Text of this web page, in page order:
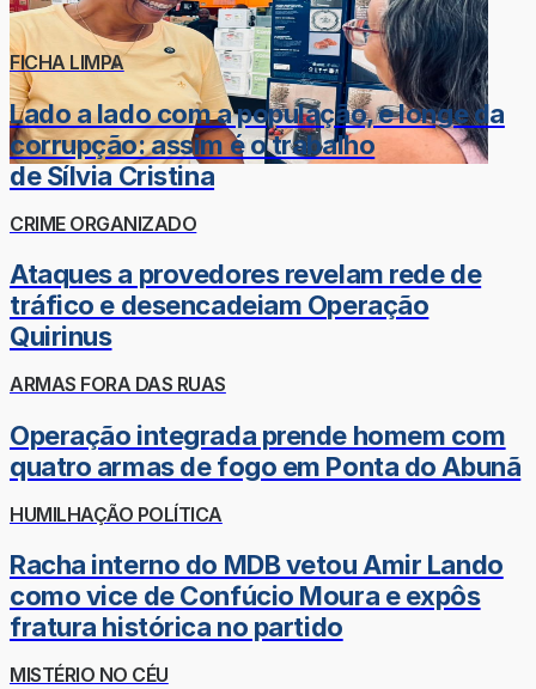
FICHA LIMPA
Lado a lado com a população, e longe da
corrupção: assim é o trabalho
de Sílvia Cristina
CRIME ORGANIZADO
Ataques a provedores revelam rede de
tráfico e desencadeiam Operação
Quirinus
ARMAS FORA DAS RUAS
Operação integrada prende homem com
quatro armas de fogo em Ponta do Abunã
HUMILHAÇÃO POLÍTICA
Racha interno do MDB vetou Amir Lando
como vice de Confúcio Moura e expôs
fratura histórica no partido
MISTÉRIO NO CÉU